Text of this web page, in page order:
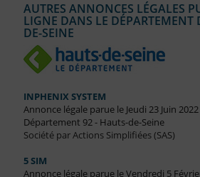
AUTRES ANNONCES LÉGALES
LIGNE DANS LE DÉPARTEMENT
DE-SEINE
INPHENIX SYSTEM
Annonce légale parue le Jeudi 23 Juin 2022
Département 92 - Hauts-de-Seine
Société par Actions Simplifiées (SAS)
5 SIM
Annonce légale parue le Vendredi 5